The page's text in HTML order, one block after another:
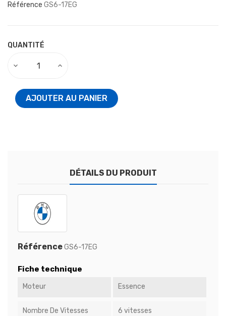
Référence GS6-17EG
QUANTITÉ
AJOUTER AU PANIER
DÉTAILS DU PRODUIT
RéférenceGS6-17EG
Fiche technique
Moteur Essence
Nombre De Vitesses 6 vitesses